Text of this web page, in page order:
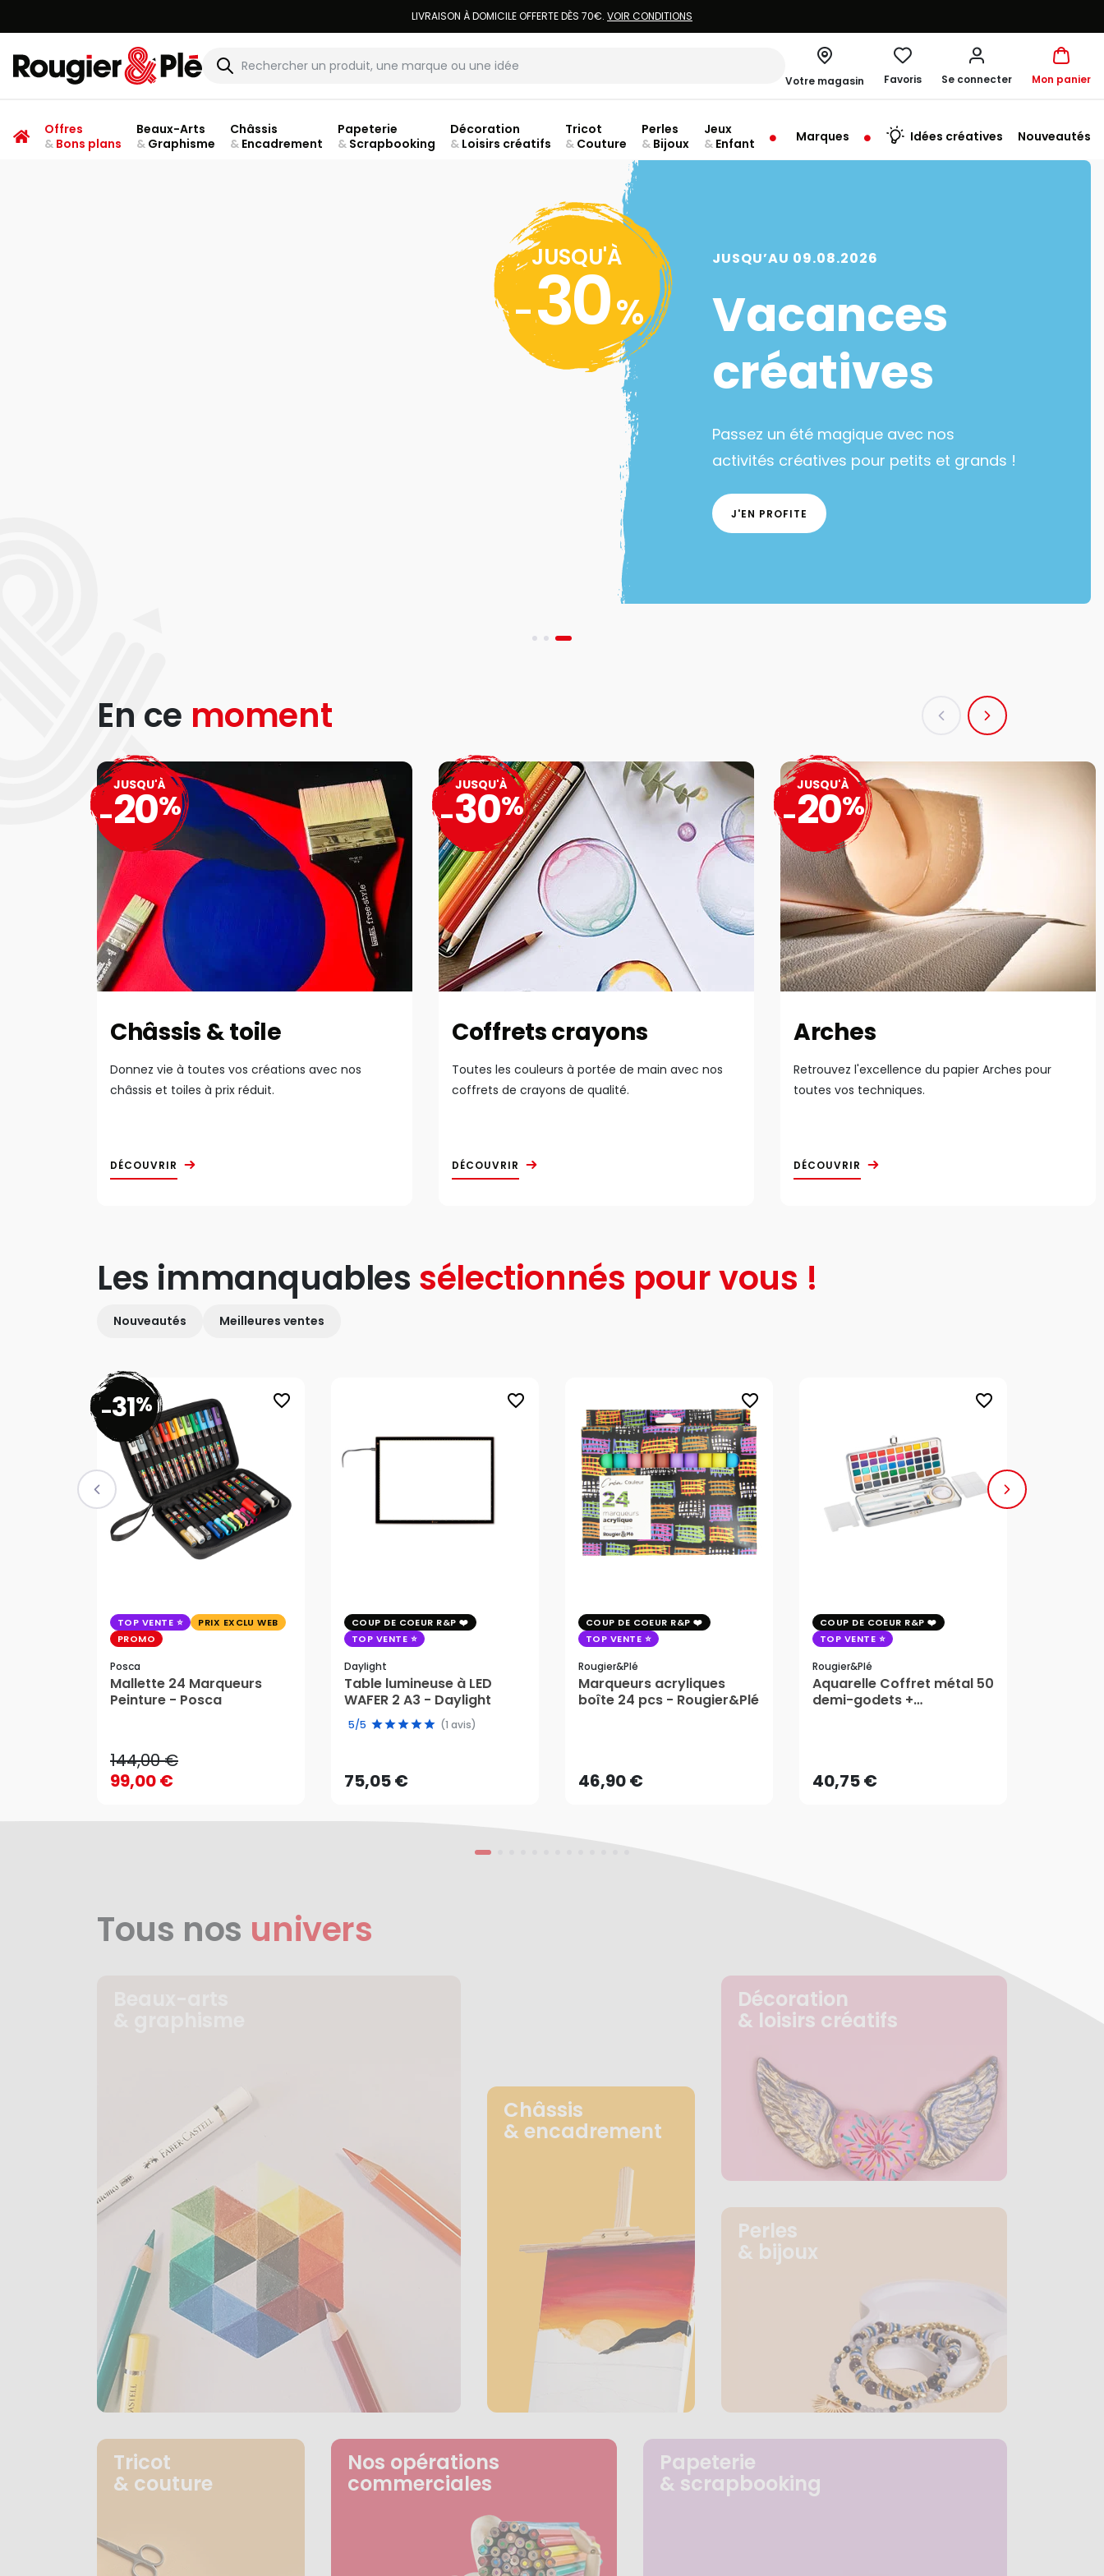
LIVRAISON À DOMICILE OFFERTE DÈS 70€. VOIR CONDITIONS
Rougier & Plé
Votre magasin
ouvert à 10:00
Favoris Se connecter Mon panier
Offres
&Bons plans
Beaux-Arts
&Graphisme
Châssis
&Encadrement
Papeterie
&Scrapbooking
Décoration
&Loisirs créatifs
Tricot
& Couture
Perles
& Bijoux
Jeux
& Enfant Marques Idées créatives Nouveautés
JUSQU'À
-30%
JUSQU’AU 09.08.2026
Vacances
créatives
Passez un été magique avec nos
activités créatives pour petits et grands !
J'EN PROFITE
En ce moment
Châssis & toile
Donnez vie à toutes vos créations avec nos
châssis et toiles à prix réduit.
DÉCOUVRIR
JUSQU'À
-20%
Coffrets crayons
Toutes les couleurs à portée de main avec nos
coffrets de crayons de qualité.
DÉCOUVRIR
JUSQU'À
-30%
Arches
Retrouvez l'excellence du papier Arches pour
toutes vos techniques.
DÉCOUVRIR
JUSQU'À
-20%
Les immanquables sélectionnés pour vous !
Nouveautés Meilleures ventes
favorite_border
-31%
TOP VENTE
PRIX EXCLU WEB
PROMO
Posca
Mallette 24 Marqueurs
Peinture - Posca
144,00 €
99,00 €
144,00 €
favorite_border
COUP DE COEUR R&P
TOP VENTE
Daylight
Table lumineuse à LED
WAFER 2 A3 - Daylight
5/5 (1 avis)
75,05 €
75,05 €
favorite_border
COUP DE COEUR R&P
TOP VENTE
Rougier&plé
Marqueurs acryliques
boîte 24 pcs - Rougier&Plé
46,90 €AJOUTER AU PANIER
favorite_border
COUP DE COEUR R&P
TOP VENTE
Rougier&plé
Aquarelle Coffret métal 50
demi-godets +
40,75 €AJOUTER AU PANIER
Tous nos univers
Châssis
& encadrement
Décoration
& loisirs créatifs
Perles
& bijoux
Tricot
& couture
Nos opérations
commerciales
Papeterie
& scrapbooking